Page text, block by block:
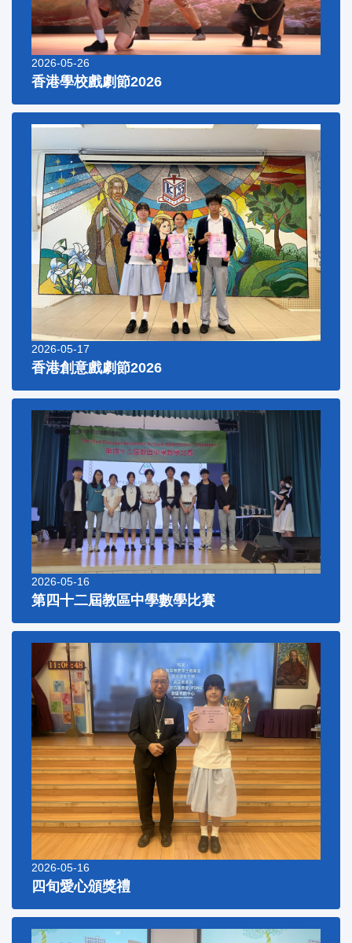
2026-05-26
香港學校戲劇節2026
2026-05-17
香港創意戲劇節2026
2026-05-16
第四十二屆教區中學數學比賽
2026-05-16
四旬愛心頒獎禮